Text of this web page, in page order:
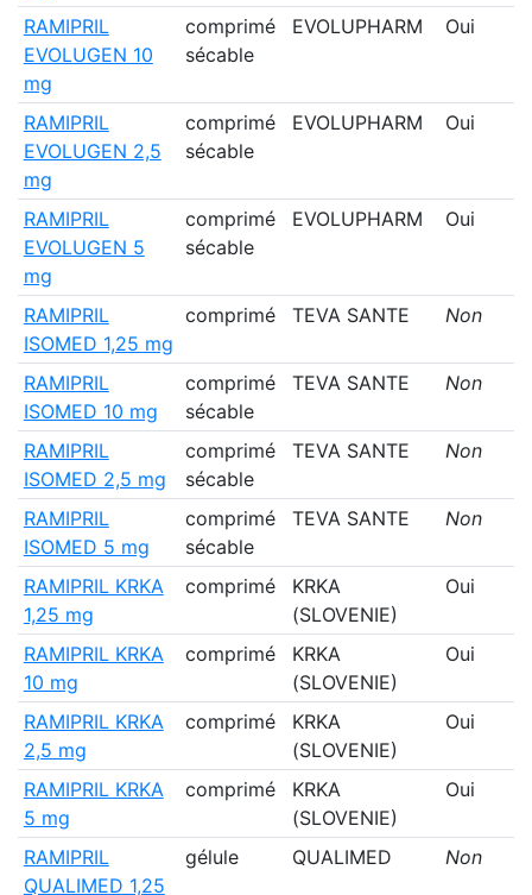
RAMIPRIL
EVOLUGEN 10
mg
comprimé
sécable
EVOLUPHARM Oui
RAMIPRIL
EVOLUGEN 2,5
mg
comprimé
sécable
EVOLUPHARM Oui
RAMIPRIL
EVOLUGEN 5
mg
comprimé
sécable
EVOLUPHARM Oui
RAMIPRIL
ISOMED 1,25 mg
comprimé TEVA SANTE Non
RAMIPRIL
ISOMED 10 mg
comprimé
sécable
TEVA SANTE Non
RAMIPRIL
ISOMED 2,5 mg
comprimé
sécable
TEVA SANTE Non
RAMIPRIL
ISOMED 5 mg
comprimé
sécable
TEVA SANTE Non
RAMIPRIL KRKA
1,25 mg
comprimé
KRKA
(SLOVENIE)
Oui
RAMIPRIL KRKA
10 mg
comprimé
KRKA
(SLOVENIE)
Oui
RAMIPRIL KRKA
2,5 mg
comprimé
KRKA
(SLOVENIE)
Oui
RAMIPRIL KRKA
5 mg
comprimé
KRKA
(SLOVENIE)
Oui
RAMIPRIL
QUALIMED 1,25
gélule QUALIMED Non